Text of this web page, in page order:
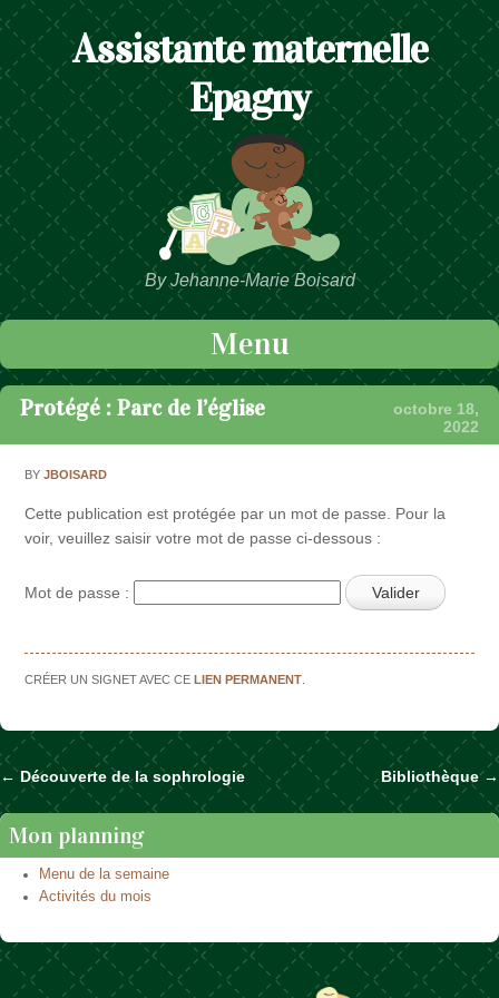
Assistante maternelle
Epagny
By Jehanne-Marie Boisard
Menu
Passer au contenu
Protégé : Parc de l’église
octobre 18,
2022
BYJBOISARD
Cette publication est protégée par un mot de passe. Pour la
voir, veuillez saisir votre mot de passe ci-dessous :
Mot de passe :
CRÉER UN SIGNET AVEC CELIEN PERMANENT
Naviguer dans les articles
←Découverte de la sophrologie Bibliothèque→
Mon planning
Menu de la semaine
Activités du mois